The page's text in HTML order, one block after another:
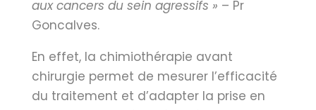
aux cancers du sein agressifs » – Pr
Goncalves.
En effet, la chimiothérapie avant
chirurgie permet de mesurer l’efficacité
du traitement et d’adapter la prise en